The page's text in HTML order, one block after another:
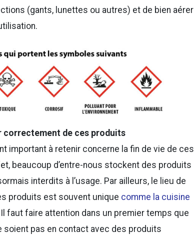
(gants, lunettes ou autres) et de bien aérer
correctement de ces produits
important à retenir concerne la fin de vie de ces
beaucoup d’entre-nous stockent des produits
interdits à l’usage. Par ailleurs, le lieu de
produits est souvent unique comme la cuisine
Il faut faire attention dans un premier temps que
soient pas en contact avec des produits